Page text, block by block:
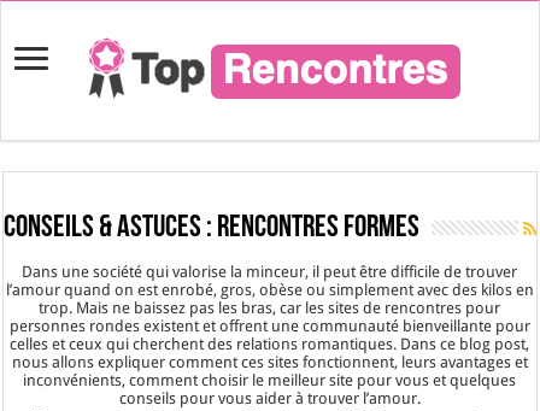
Conseils & Astuces : Rencontres Formes
Dans une société qui valorise la minceur, il peut être difficile de trouver
l’amour quand on est enrobé, gros, obèse ou simplement avec des kilos en
trop. Mais ne baissez pas les bras, car les sites de rencontres pour
personnes rondes existent et offrent une communauté bienveillante pour
celles et ceux qui cherchent des relations romantiques. Dans ce blog post,
nous allons expliquer comment ces sites fonctionnent, leurs avantages et
inconvénients, comment choisir le meilleur site pour vous et quelques
conseils pour vous aider à trouver l’amour.